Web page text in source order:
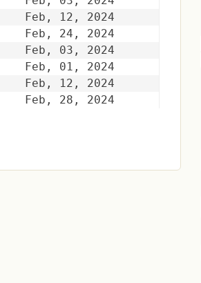
Feb, 12, 2024
Feb, 24, 2024
Feb, 03, 2024
Feb, 01, 2024
Feb, 12, 2024
Feb, 28, 2024